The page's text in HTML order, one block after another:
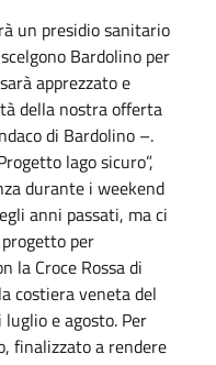
un presidio sanitario
Bardolino per
apprezzato e
della nostra offerta
di Bardolino –.
lago sicuro”,
durante i weekend
anni passati, ma ci
per
la Croce Rossa di
costiera veneta del
e agosto. Per
finalizzato a rendere